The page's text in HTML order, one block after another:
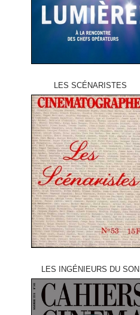
LES SCÉNARISTES
LES INGÉNIEURS DU SON